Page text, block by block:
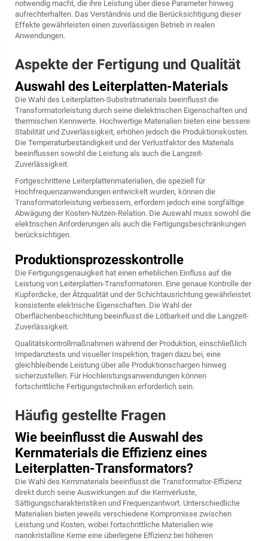
notwendig macht, die ihre Leistung über diese Parameter hinweg
aufrechterhalten. Das Verständnis und die Berücksichtigung dieser
Effekte gewährleisten einen zuverlässigen Betrieb in realen
Anwendungen.
Aspekte der Fertigung und Qualität
Auswahl des Leiterplatten-Materials
Die Wahl des Leiterplatten-Substratmaterials beeinflusst die
Transformatorleistung durch seine dielektrischen Eigenschaften und
thermischen Kennwerte. Hochwertige Materialien bieten eine bessere
Stabilität und Zuverlässigkeit, erhöhen jedoch die Produktionskosten.
Die Temperaturbeständigkeit und der Verlustfaktor des Materials
beeinflussen sowohl die Leistung als auch die Langzeit-
Zuverlässigkeit.
Fortgeschrittene Leiterplattenmaterialien, die speziell für
Hochfrequenzanwendungen entwickelt wurden, können die
Transformatorleistung verbessern, erfordern jedoch eine sorgfältige
Abwägung der Kosten-Nutzen-Relation. Die Auswahl muss sowohl die
elektrischen Anforderungen als auch die Fertigungsbeschränkungen
berücksichtigen.
Produktionsprozesskontrolle
Die Fertigungsgenauigkeit hat einen erheblichen Einfluss auf die
Leistung von Leiterplatten-Transformatoren. Eine genaue Kontrolle der
Kupferdicke, der Ätzqualität und der Schichtausrichtung gewährleistet
konsistente elektrische Eigenschaften. Die Wahl der
Oberflächenbeschichtung beeinflusst die Lötbarkeit und die Langzeit-
Zuverlässigkeit.
Qualitätskontrollmaßnahmen während der Produktion, einschließlich
Impedanztests und visueller Inspektion, tragen dazu bei, eine
gleichbleibende Leistung über alle Produktionschargen hinweg
sicherzustellen. Für Hochleistungsanwendungen können
fortschrittliche Fertigungstechniken erforderlich sein.
Häufig gestellte Fragen
Wie beeinflusst die Auswahl des
Kernmaterials die Effizienz eines
Leiterplatten-Transformators?
Die Wahl des Kernmaterials beeinflusst die Transformator-Effizienz
direkt durch seine Auswirkungen auf die Kernverluste,
Sättigungscharakteristiken und Frequenzantwort. Unterschiedliche
Materialien bieten jeweils verschiedene Kompromisse zwischen
Leistung und Kosten, wobei fortschrittliche Materialien wie
nanokristalline Kerne eine überlegene Effizienz bei höheren